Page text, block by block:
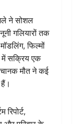
ने सोशल
गलियारों तक
फिल्मों
में सक्रिय एक
मौत ने कई
रिपोर्ट,